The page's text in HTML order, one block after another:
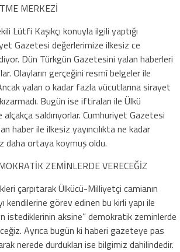
MERKEZİ
Lütfi Kaşıkçı konuyla ilgili yaptığı
Gazetesi değerlerimize ilkesiz ce
Dün Türkgün Gazetesini yalan haberleri
Olayların gerçeğini resmî belgeler ile
yalan o kadar fazla vücutlarına sirayet
Bugün ise iftiraları ile Ülkü
alçakça saldırıyorlar. Cumhuriyet Gazetesi
haber ile ilkesiz yayıncılıkta ne kadar
daha ortaya koymuş oldu.
ZEMİNLERDE VERECEĞİZ
çarpıtarak Ülkücü-Milliyetçi camianın
kendilerine görev edinen bu kirli yapı ile
istediklerinin aksine” demokratik zeminlerde
Ayrıca bugün ki haberi gazeteye pas
nerede durdukları ise bilgimiz dahilindedir.